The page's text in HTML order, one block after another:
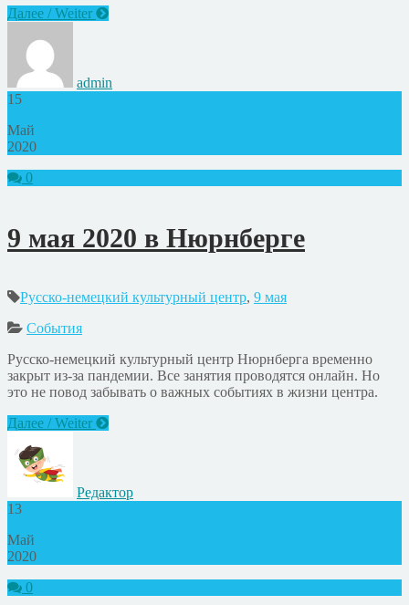
Далее / Weiter
admin
15
Май
2020
0
9 мая 2020 в Нюрнберге
Русско-немецкий культурный центр, 9 мая
События
Русско-немецкий культурный центр Нюрнберга временно
закрыт из-за пандемии. Все занятия проводятся онлайн. Но
это не повод забывать о важных событиях в жизни центра.
Далее / Weiter
Редактор
13
Май
2020
0